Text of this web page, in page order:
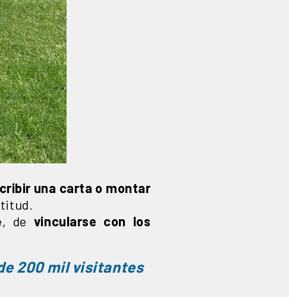
una carta o montar
de vincularse con los
200 mil visitantes